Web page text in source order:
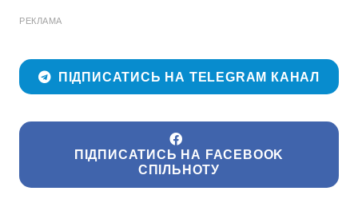
РЕКЛАМА
ПІДПИСАТИСЬ НА TELEGRAM КАНАЛ
ПІДПИСАТИСЬ НА FACEBOOK
СПІЛЬНОТУ